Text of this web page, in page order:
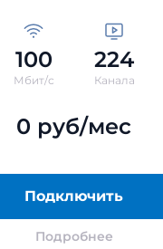
100
Мбит/с
224
Канала
0 руб/мес
Подключить
Подробнее